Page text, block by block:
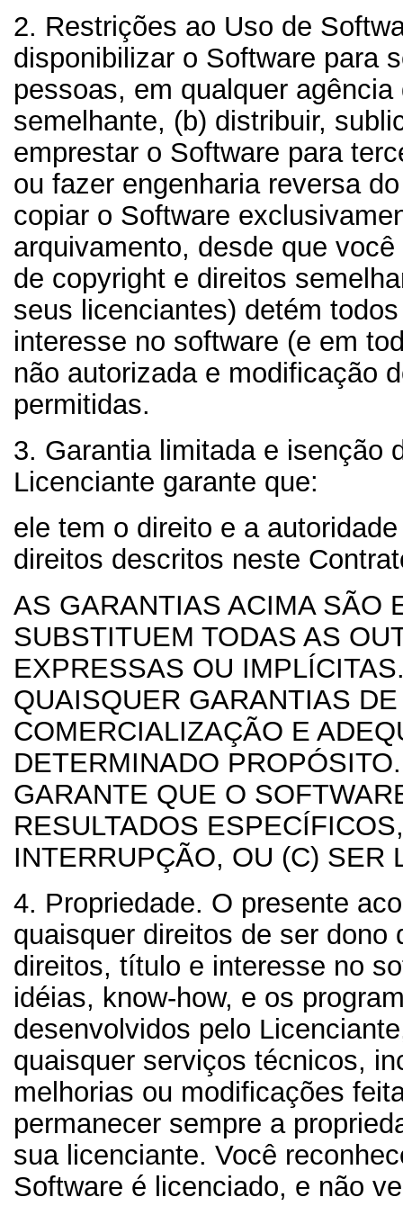
2. Restrições ao Uso de
disponibilizar o Software para
pessoas, em qualquer
semelhante, (b) distribuir,
emprestar o Software para
ou fazer engenharia reversa
copiar o Software
arquivamento, desde que
de copyright e direitos
seus licenciantes) detém
interesse no software (e em
não autorizada e modificação
permitidas.
3. Garantia limitada e isenção
Licenciante garante que:
ele tem o direito e a
direitos descritos neste
AS GARANTIAS ACIMA SÃO
SUBSTITUEM TODAS AS
EXPRESSAS OU
QUAISQUER GARANTIAS
COMERCIALIZAÇÃO E
DETERMINADO
GARANTE QUE O
RESULTADOS
INTERRUPÇÃO, OU (C) SER
4. Propriedade. O presente
quaisquer direitos de ser dono
direitos, título e interesse no
idéias, know-how, e os
desenvolvidos pelo
quaisquer serviços técnicos,
melhorias ou modificações
permanecer sempre a
sua licenciante. Você
Software é licenciado, e não